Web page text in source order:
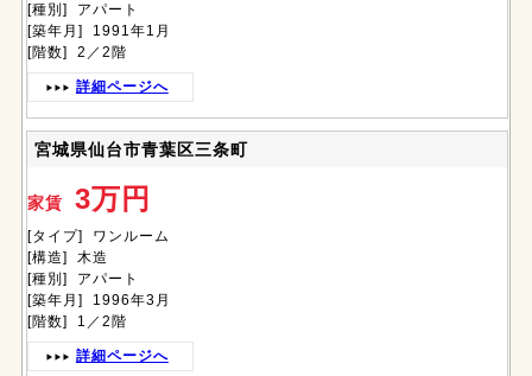
[種別] アパート
[築年月] 1991年1月
[階数] 2／2階
詳細ページへ
宮城県仙台市青葉区三条町
家賃 3万円
[タイプ] ワンルーム
[構造] 木造
[種別] アパート
[築年月] 1996年3月
[階数] 1／2階
詳細ページへ